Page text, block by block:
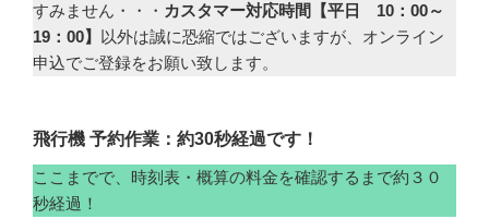
すみません・・・ カスタマー対応時間【平日 10：00～
19：00】
以外は誠に恐縮ではございますが、オンライン
申込でご登録をお願い致します。
飛行機 予約作業：約30秒経過です！
ここまでで、時刻表・概算の料金を確認するまで約３０
秒経過！